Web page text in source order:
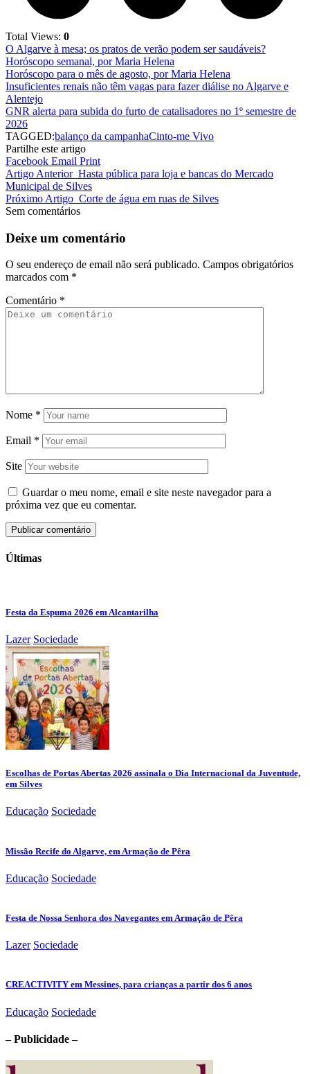
Total Views: 0
O Algarve à mesa; os pratos de verão podem ser saudáveis?
Horóscopo semanal, por Maria Helena
Horóscopo para o mês de agosto, por Maria Helena
Insuficientes renais não têm vagas para fazer diálise no Algarve e
Alentejo
GNR alerta para subida do furto de catalisadores no 1º semestre de
2026
TAGGED:balanço da campanhaCinto-me Vivo
Partilhe este artigo
Facebook Email Print
Artigo Anterior Hasta pública para loja e bancas do Mercado
Municipal de Silves
Próximo Artigo Corte de água em ruas de Silves
Sem comentários
Deixe um comentário
O seu endereço de email não será publicado. Campos obrigatórios
marcados com *
Comentário *
Nome *
Email *
Site
Guardar o meu nome, email e site neste navegador para a
próxima vez que eu comentar.
Últimas
Festa da Espuma 2026 em Alcantarilha
Lazer Sociedade
Escolhas de Portas Abertas 2026 assinala o Dia Internacional da Juventude,
em Silves
Educação Sociedade
Missão Recife do Algarve, em Armação de Pêra
Educação Sociedade
Festa de Nossa Senhora dos Navegantes em Armação de Pêra
Lazer Sociedade
CREACTIVITY em Messines, para crianças a partir dos 6 anos
Educação Sociedade
– Publicidade –